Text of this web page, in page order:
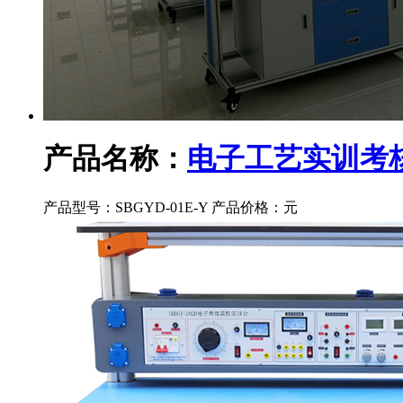
产品名称： 电子工艺实训考
产品型号：SBGYD-01E-Y 产品价格： 元